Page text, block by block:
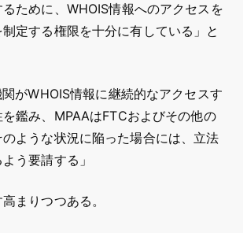
ために、WHOIS情報へのアクセスを
定する権限を十分に有している」と
関がWHOIS情報に継続的なアクセスす
鑑み、MPAAはFTCおよびその他の
ような状況に陥った場合には、立法
う要請する」
まりつつある。